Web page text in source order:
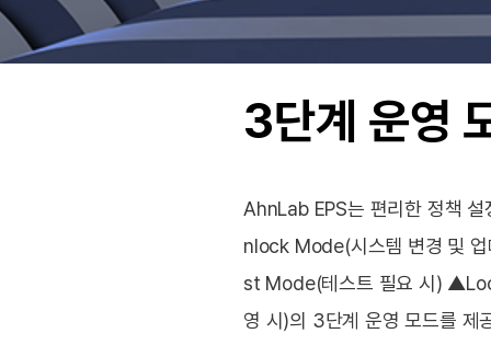
3단계 운영
AhnLab EPS는 편리한 정책
nlock Mode(시스템 변경 및
st Mode(테스트 필요 시)
영 시)의 3단계 운영 모드를 제